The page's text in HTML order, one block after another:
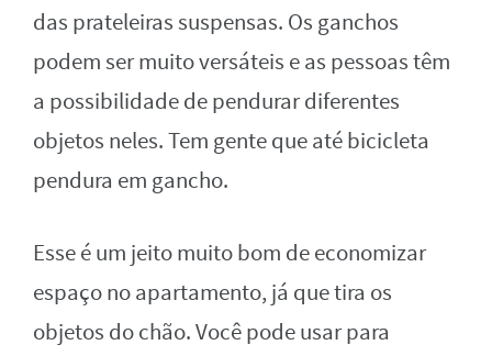
das prateleiras suspensas. Os ganchos
podem ser muito versáteis e as pessoas têm
a possibilidade de pendurar diferentes
objetos neles. Tem gente que até bicicleta
pendura em gancho.
Esse é um jeito muito bom de economizar
espaço no apartamento, já que tira os
objetos do chão. Você pode usar para